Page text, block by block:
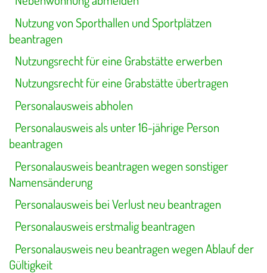
Nutzung von Sporthallen und Sportplätzen
beantragen
Nutzungsrecht für eine Grabstätte erwerben
Nutzungsrecht für eine Grabstätte übertragen
Personalausweis abholen
Personalausweis als unter 16-jährige Person
beantragen
Personalausweis beantragen wegen sonstiger
Namensänderung
Personalausweis bei Verlust neu beantragen
Personalausweis erstmalig beantragen
Personalausweis neu beantragen wegen Ablauf der
Gültigkeit